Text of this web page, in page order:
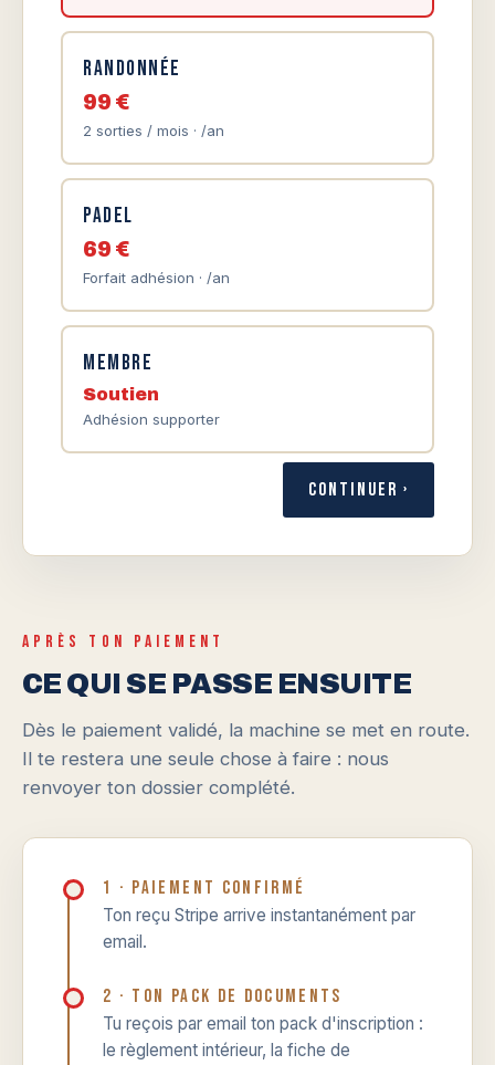
Randonnée
99 €
2 sorties / mois · /an
Padel
69 €
Forfait adhésion · /an
Membre
Soutien
Adhésion supporter
Continuer ›
APRÈS TON PAIEMENT
CE QUI SE PASSE ENSUITE
Dès le paiement validé, la machine se met en route.
Il te restera une seule chose à faire : nous
renvoyer ton dossier complété.
1 · Paiement confirmé
Ton reçu Stripe arrive instantanément par
email.
2 · Ton pack de documents
Tu reçois par email ton pack d'inscription :
le règlement intérieur, la fiche de